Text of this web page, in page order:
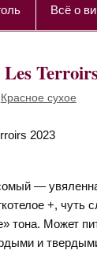
Всё о
Les
Красное сухое
—
+, чуть
тона. Может
и